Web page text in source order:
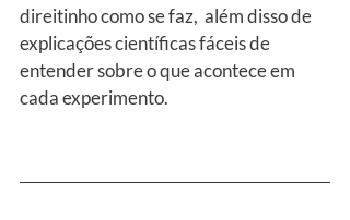
direitinho como se faz,  além disso de
explicações científicas fáceis de
entender sobre o que acontece em
cada experimento.